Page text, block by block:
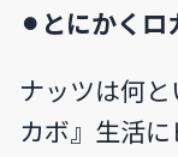
⚫︎とにかくロ
ナッツは何
カボ』生活に